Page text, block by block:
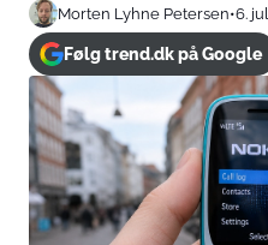
Morten Lyhne Petersen•6.
Følg trend.dk på Google